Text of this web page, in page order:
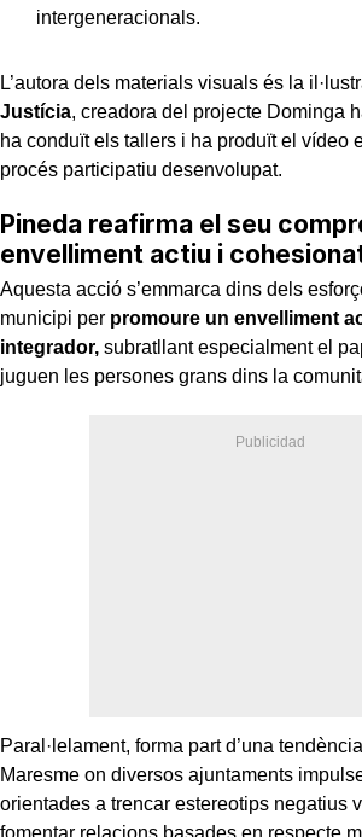
intergeneracionals.
L’autora dels materials visuals és la
Justícia, creadora del projecte Dominga
ha conduït els tallers i ha produït el vídeo
procés participatiu desenvolupat.
Pineda reafirma el seu
envelliment actiu i
Aquesta acció s’emmarca dins dels
municipi per promoure un envelliment
integrador, subratllant especialment el
juguen les persones grans dins la
Paral·lelament, forma part d’una
Maresme on diversos ajuntaments
orientades a trencar estereotips negatius
fomentar relacions basades en respecte